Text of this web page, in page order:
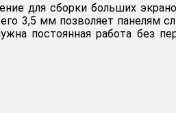
для сборки больших
3,5 мм позволяет панелям
постоянная работа без